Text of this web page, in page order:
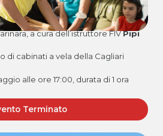
a cura dell’istruttore FIVPipi
di cabinati a vela della Cagliari
alle ore 17:00, durata di 1 ora
Terminato